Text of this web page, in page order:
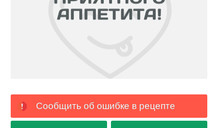
Сообщить об ошибке в рецепте